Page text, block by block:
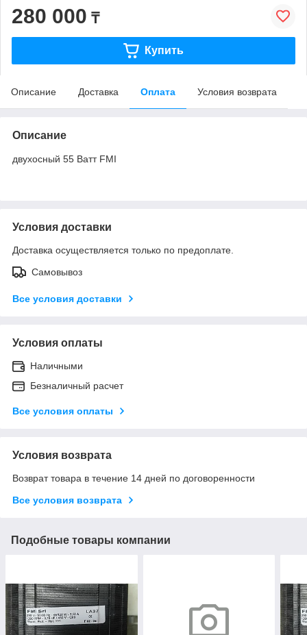
280 000 ₸
Купить
Описание Доставка Оплата Условия возврата
Описание
двухосный 55 Ватт FMI
Условия доставки
Доставка осуществляется только по предоплате.
Самовывоз
Все условия доставки
Условия оплаты
Наличными
Безналичный расчет
Все условия оплаты
Условия возврата
Возврат товара в течение 14 дней по договоренности
Все условия возврата
Подобные товары компании